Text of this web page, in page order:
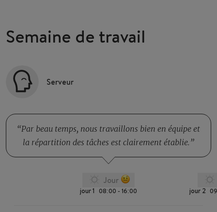
Semaine de travail
Serveur
Par beau temps, nous travaillons bien en équipe et
la répartition des tâches est clairement établie.
Jour
jour 1 08:00 - 16:00 jour 2